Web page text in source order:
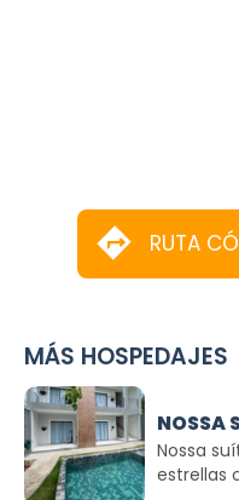
RUTA
MÁS HOSPEDAJES
NOSSA
Nossa
estrellas